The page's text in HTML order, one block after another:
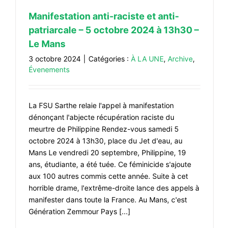
Manifestation anti-raciste et anti-
patriarcale – 5 octobre 2024 à 13h30 –
Le Mans
3 octobre 2024 Catégories : À LA UNE, Archive,
Évenements
La FSU Sarthe relaie l'appel à manifestation
dénonçant l'abjecte récupération raciste du
meurtre de Philippine Rendez-vous samedi 5
octobre 2024 à 13h30, place du Jet d'eau, au
Mans Le vendredi 20 septembre, Philippine, 19
ans, étudiante, a été tuée. Ce féminicide s'ajoute
aux 100 autres commis cette année. Suite à cet
horrible drame, l'extrême-droite lance des appels à
manifester dans toute la France. Au Mans, c'est
Génération Zemmour Pays [...]